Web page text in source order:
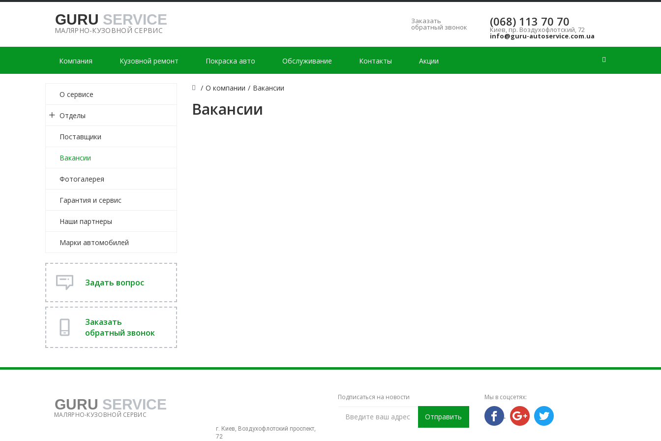
GURU SERVICE
МАЛЯРНО-КУЗОВНОЙ СЕРВИС
Заказать
обратный звонок (068) 113 70 70
Киев, пр. Воздухофлотский, 72
info@guru-autoservice.com.ua
Компания Кузовной ремонт Покраска авто Обслуживание Контакты Акции
/ О компании / Вакансии
Вакансии
О сервисе
Отделы
Поставщики
Вакансии
Фотогалерея
Гарантия и сервис
Наши партнеры
Марки автомобилей
Задать вопрос
Заказать
обратный звонок
GURU SERVICE
МАЛЯРНО-КУЗОВНОЙ СЕРВИС
г. Киев, Воздухофлотский проспект,
72
Подписаться на новости
Отправить
Мы в соцсетях: